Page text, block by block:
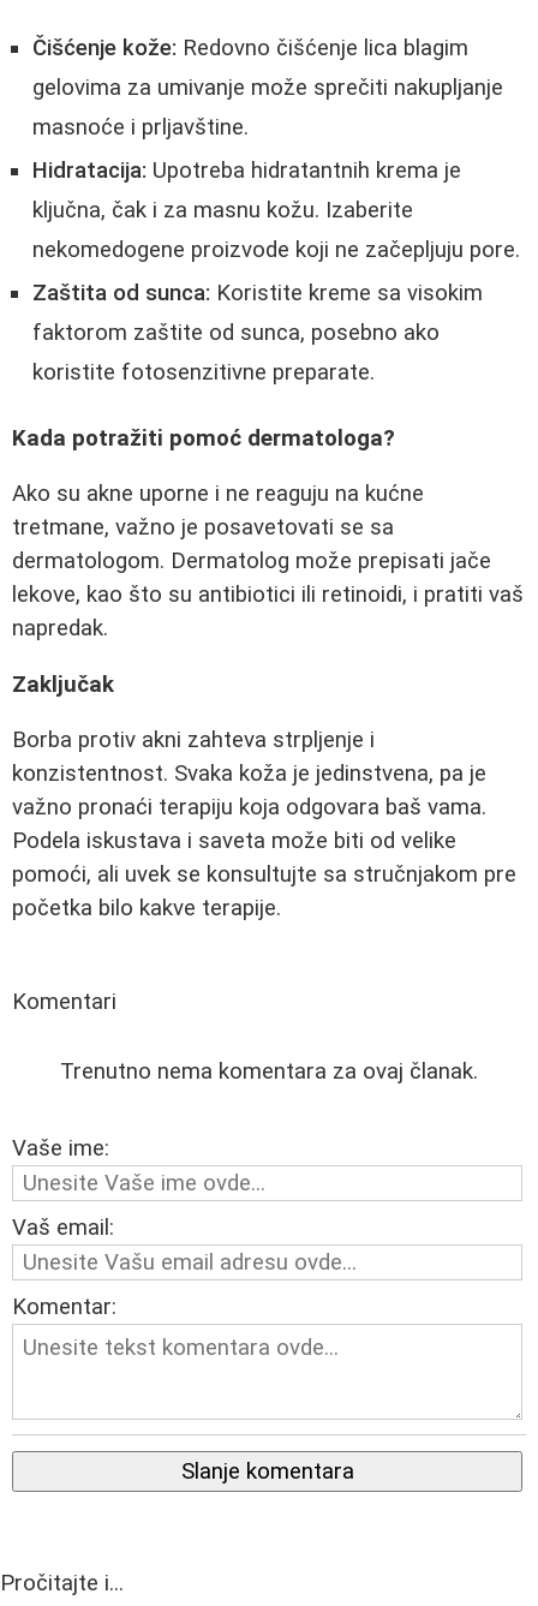
Čišćenje kože: Redovno čišćenje lica blagim
gelovima za umivanje može sprečiti nakupljanje
masnoće i prljavštine.
Hidratacija: Upotreba hidratantnih krema je
ključna, čak i za masnu kožu. Izaberite
nekomedogene proizvode koji ne začepljuju pore.
Zaštita od sunca: Koristite kreme sa visokim
faktorom zaštite od sunca, posebno ako
koristite fotosenzitivne preparate.
Kada potražiti pomoć dermatologa?
Ako su akne uporne i ne reaguju na kućne
tretmane, važno je posavetovati se sa
dermatologom. Dermatolog može prepisati jače
lekove, kao što su antibiotici ili retinoidi, i pratiti vaš
napredak.
Zaključak
Borba protiv akni zahteva strpljenje i
konzistentnost. Svaka koža je jedinstvena, pa je
važno pronaći terapiju koja odgovara baš vama.
Podela iskustava i saveta može biti od velike
pomoći, ali uvek se konsultujte sa stručnjakom pre
početka bilo kakve terapije.
Komentari
Trenutno nema komentara za ovaj članak.
Vaše ime:
Vaš email:
Komentar:
Slanje komentara
Pročitajte i...